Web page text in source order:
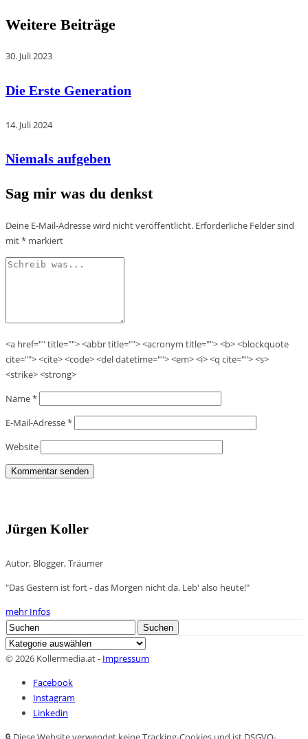
Weitere Beiträge
30. Juli 2023
Die Erste Generation
14. Juli 2024
Niemals aufgeben
Sag mir was du denkst
Deine E-Mail-Adresse wird nicht veröffentlicht. Erforderliche Felder sind
mit* markiert
<a href="" title=""> <abbr title=""> <acronym title=""> <b> <blockquote
cite=""> <cite> <code> <del datetime=""> <em> <i> <q cite=""> <s>
<strike> <strong>
Name*
E-Mail-Adresse*
Website
Jürgen Koller
Autor, Blogger, Träumer
"Das Gestern ist fort - das Morgen nicht da. Leb' also heute!"
mehr Infos
Search
for:
Suchen
Kategorien
© 2026 Kollermedia.at - Impressum
Facebook
Instagram
Linkedin